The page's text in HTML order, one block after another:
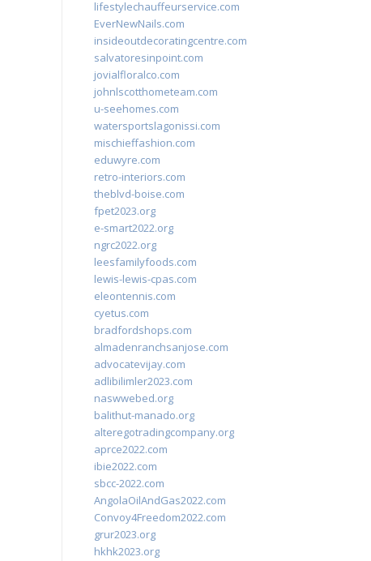
lifestylechauffeurservice.com
EverNewNails.com
insideoutdecoratingcentre.com
salvatoresinpoint.com
jovialfloralco.com
johnlscotthometeam.com
u-seehomes.com
watersportslagonissi.com
mischieffashion.com
eduwyre.com
retro-interiors.com
theblvd-boise.com
fpet2023.org
e-smart2022.org
ngrc2022.org
leesfamilyfoods.com
lewis-lewis-cpas.com
eleontennis.com
cyetus.com
bradfordshops.com
almadenranchsanjose.com
advocatevijay.com
adlibilimler2023.com
naswwebed.org
balithut-manado.org
alteregotradingcompany.org
aprce2022.com
ibie2022.com
sbcc-2022.com
AngolaOilAndGas2022.com
Convoy4Freedom2022.com
grur2023.org
hkhk2023.org